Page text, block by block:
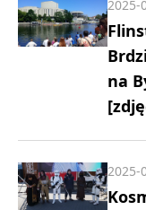
na
2025-
2025-